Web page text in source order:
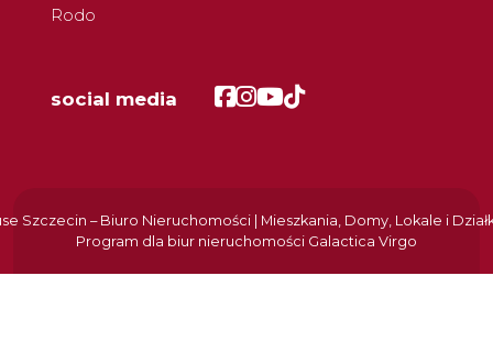
Rodo
social media Facebook
Facebook
Facebook
Facebook
Szczecin – Biuro Nieruchomości | Mieszkania, Domy, Lokale i
Program dla biur nieruchomości Galactica Virgo